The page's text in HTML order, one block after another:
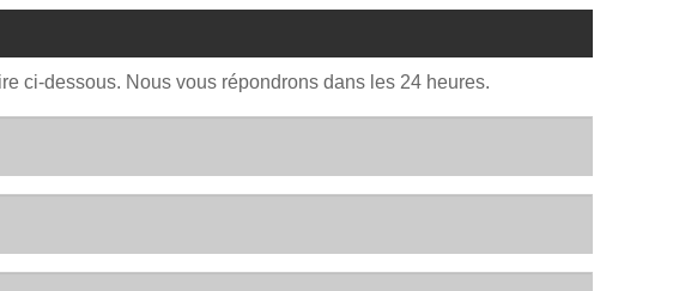
ci-dessous. Nous vous répondrons dans les 24 heures.